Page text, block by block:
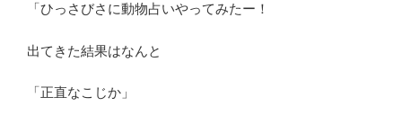
「ひっさびさに動物占いやってみたー！
出てきた結果はなんと
「正直なこじか」